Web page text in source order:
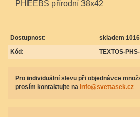
PHEEBS přírodní 38x42
Dostupnost:
skladem
Kód:
TEXTOS-
Pro individuální slevu při objednávce
prosím kontaktujte na info@svettasek.cz